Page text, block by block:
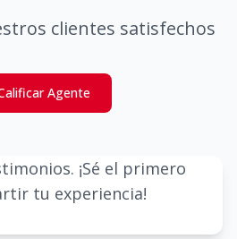
clientes satisfechos
Agente
¡Sé el primero
tu experiencia!